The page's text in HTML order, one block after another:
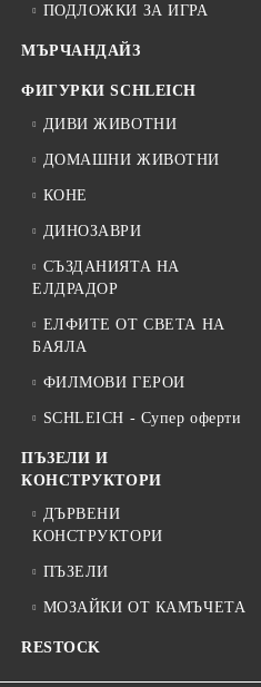
ПОДЛОЖКИ ЗА ИГРА
МЪРЧАНДАЙЗ
ФИГУРКИ SCHLEICH
ДИВИ ЖИВОТНИ
ДОМАШНИ ЖИВОТНИ
КОНЕ
ДИНОЗАВРИ
СЪЗДАНИЯТА НА
ЕЛДРАДОР
ЕЛФИТЕ ОТ СВЕТА НА
БАЯЛА
ФИЛМОВИ ГЕРОИ
SCHLEICH - Супер оферти
ПЪЗЕЛИ И
КОНСТРУКТОРИ
ДЪРВЕНИ
КОНСТРУКТОРИ
ПЪЗЕЛИ
МОЗАЙКИ ОТ КАМЪЧЕТА
RESTOCK